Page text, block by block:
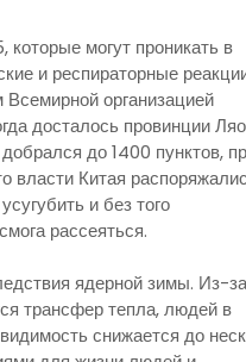
могут проникать в
и респираторные
организацией
досталось провинции
до 1400 пунктов,
власти Китая
и без того
рассеяться.
ядерной зимы. Из-за
трансфер тепла, людей в
снижается до